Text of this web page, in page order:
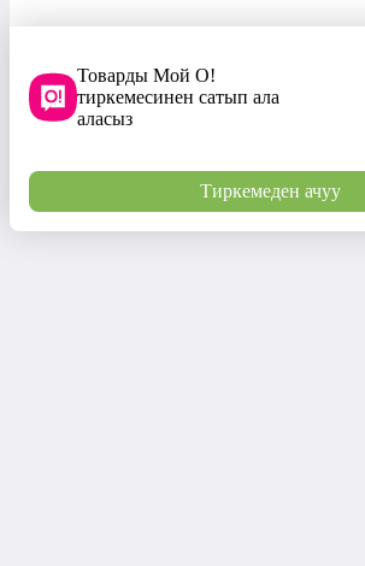
Товарды Мой О!
тиркемесинен сатып ала
аласыз
Тиркемеден ачуу